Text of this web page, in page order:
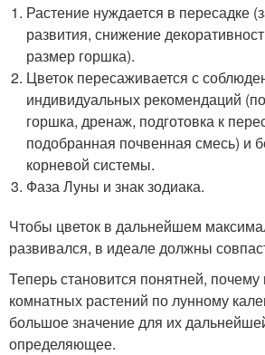
Растение нуждается в пересадке
развития, снижение
размер горшка).
Цветок пересаживается с
индивидуальных рекомендаций
горшка, дренаж, подготовка к
подобранная почвенная смесь) и
корневой системы.
Фаза Луны и знак зодиака.
Чтобы цветок в дальнейшем
развивался, в идеале должны
Теперь становится понятней, почему
комнатных растений по лунному
большое значение для их
определяющее.